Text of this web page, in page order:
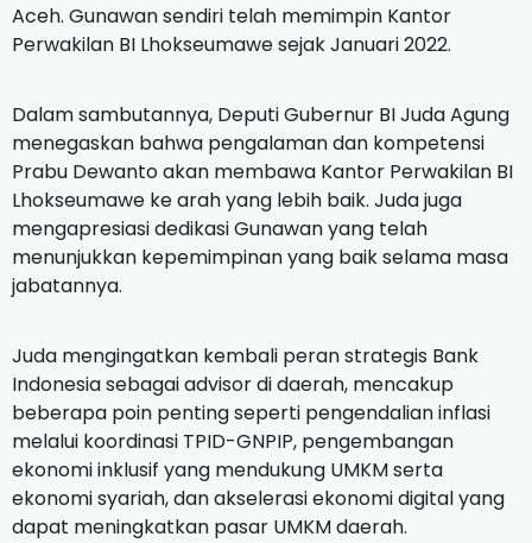
Aceh. Gunawan sendiri telah memimpin Kantor
Perwakilan BI Lhokseumawe sejak Januari 2022.
Dalam sambutannya, Deputi Gubernur BI Juda Agung
menegaskan bahwa pengalaman dan kompetensi
Prabu Dewanto akan membawa Kantor Perwakilan BI
Lhokseumawe ke arah yang lebih baik. Juda juga
mengapresiasi dedikasi Gunawan yang telah
menunjukkan kepemimpinan yang baik selama masa
jabatannya.
Juda mengingatkan kembali peran strategis Bank
Indonesia sebagai advisor di daerah, mencakup
beberapa poin penting seperti pengendalian inflasi
melalui koordinasi TPID-GNPIP, pengembangan
ekonomi inklusif yang mendukung UMKM serta
ekonomi syariah, dan akselerasi ekonomi digital yang
dapat meningkatkan pasar UMKM daerah.